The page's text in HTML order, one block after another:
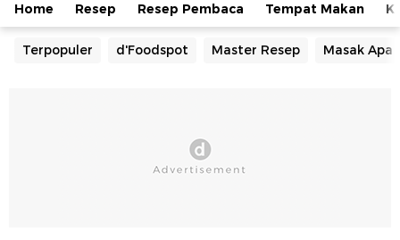
Home Resep Resep Pembaca Tempat Makan
Terpopuler d'Foodspot Master Resep Masak Apa